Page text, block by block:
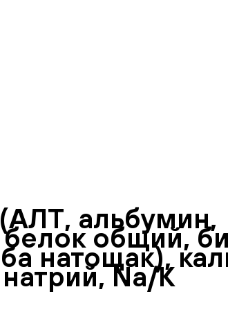
альбумин,
общий,
натощак),
Na/K